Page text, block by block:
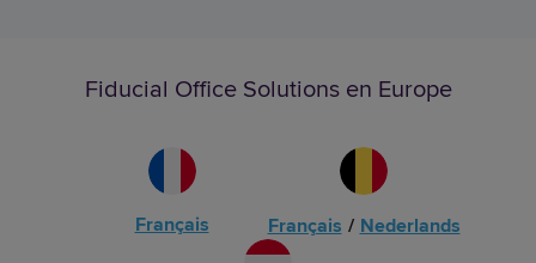
Fiducial Office Solutions en Europe
Français Français / Nederlands